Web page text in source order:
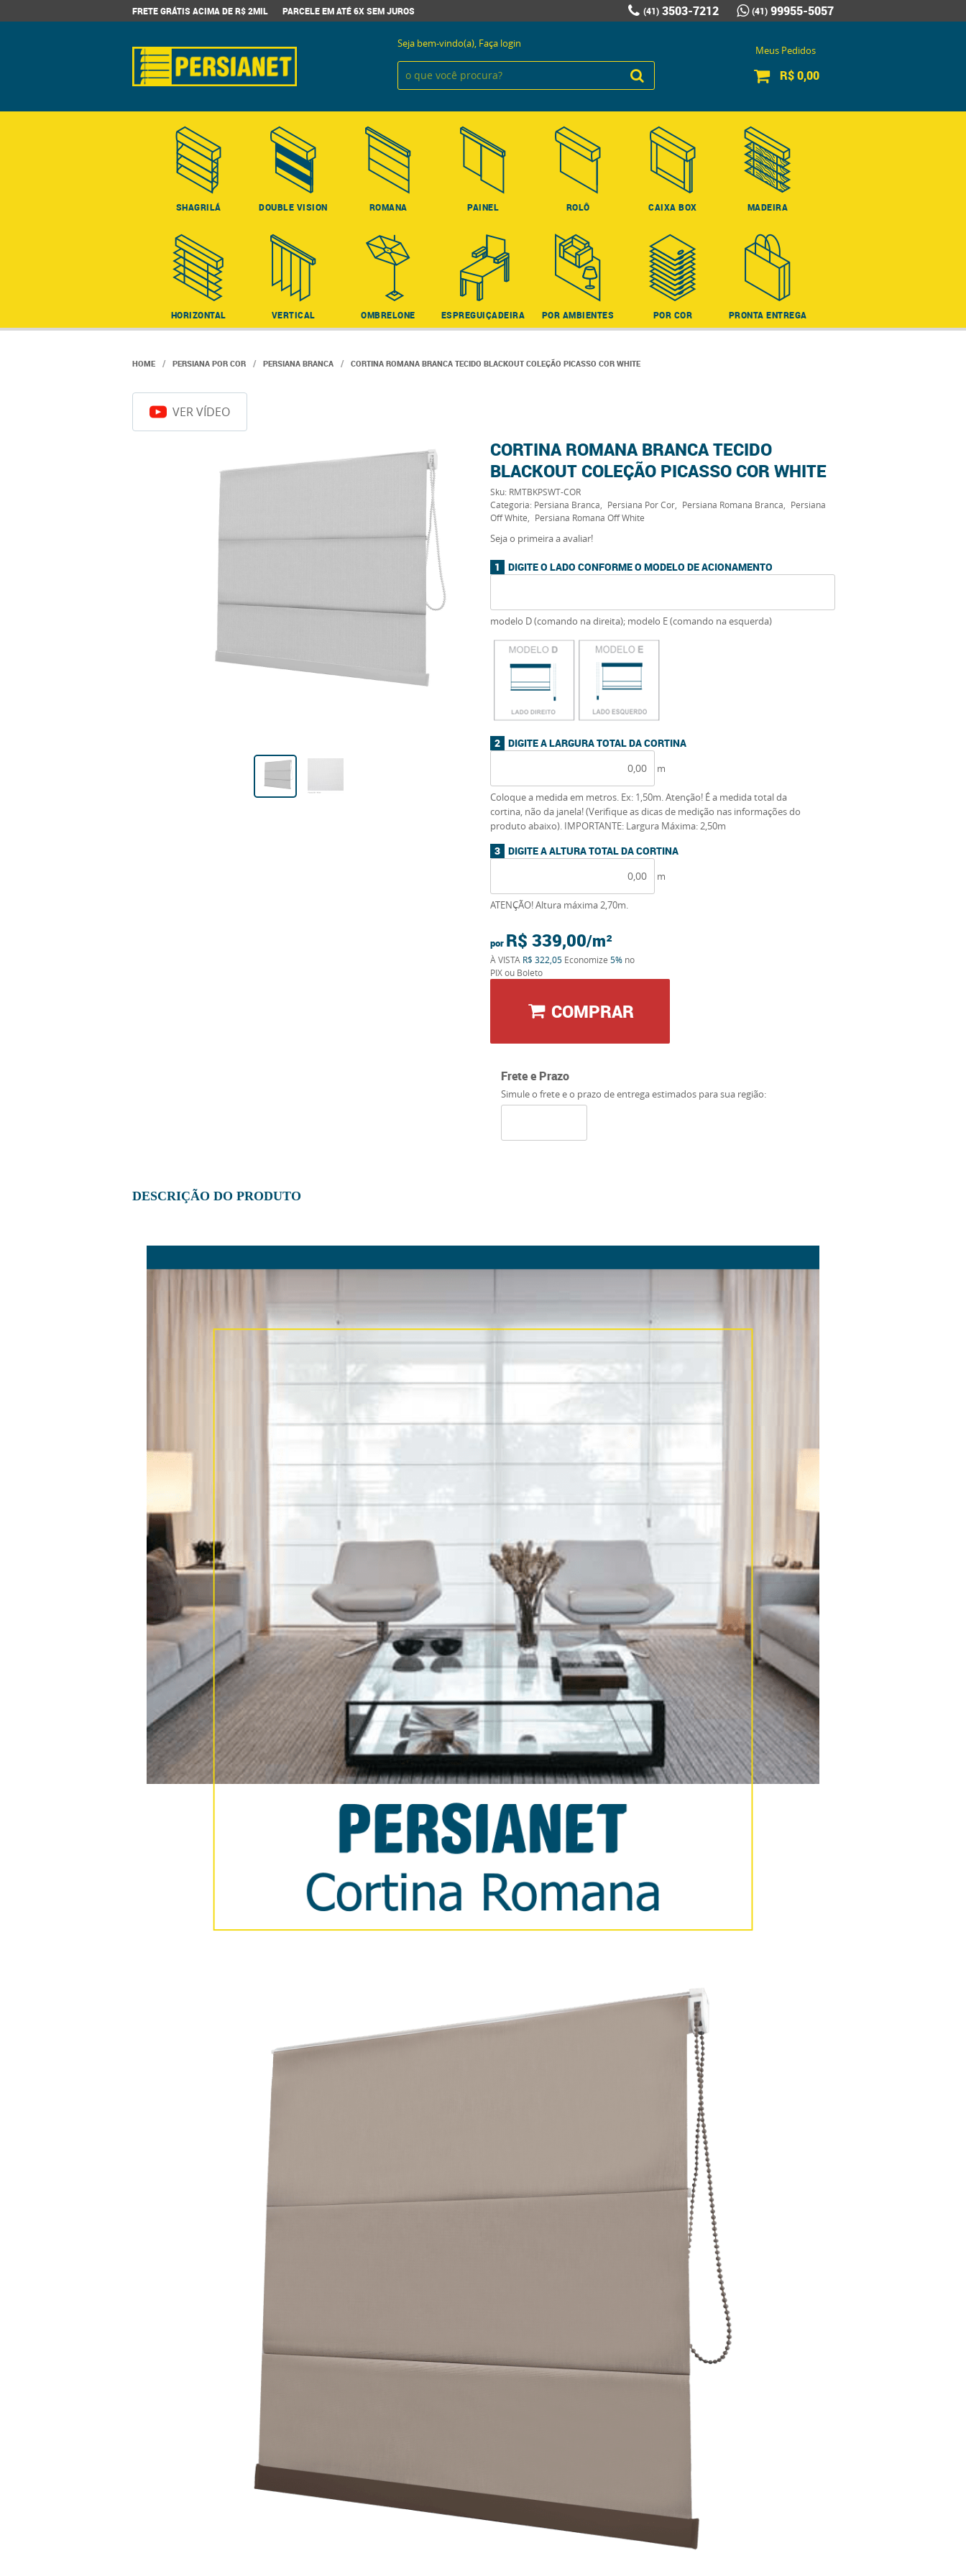
FRETE GRÁTIS ACIMA DE R$ 2MIL PARCELE EM ATÉ 6X SEM JUROS (41) 3503-7212 (41) 99955-5057
Seja bem-vindo(a), Faça login
Meus Pedidos
R$ 0,00
SHAGRILÁ DOUBLE VISION ROMANA PAINEL ROLÔ CAIXA BOX MADEIRA
HORIZONTAL VERTICAL OMBRELONE ESPREGUIÇADEIRA POR AMBIENTES POR COR PRONTA ENTREGA
HOME PERSIANA POR COR PERSIANA BRANCA CORTINA ROMANA BRANCA TECIDO BLACKOUT COLEÇÃO PICASSO COR WHITE
VER VÍDEO
CORTINA ROMANA BRANCA TECIDO
BLACKOUT COLEÇÃO PICASSO COR WHITE
Sku: RMTBKPSWT-COR
Categoria: Persiana Branca Persiana Por Cor Persiana Romana Branca
Persiana
Off White
Persiana Romana Off White
Seja o primeira a avaliar!
DIGITE O LADO CONFORME O MODELO DE ACIONAMENTO
modelo D (comando na direita); modelo E (comando na esquerda)
DIGITE A LARGURA TOTAL DA CORTINA
m
Coloque a medida em metros. Ex: 1,50m. Atenção! É a medida total da
cortina, não da janela! (Verifique as dicas de medição nas informações do
produto abaixo). IMPORTANTE: Largura Máxima: 2,50m
DIGITE A ALTURA TOTAL DA CORTINA
m
ATENÇÃO! Altura máxima 2,70m.
por R$ 339,00
À VISTA R$ 322,05Economize 5%no
PIX ou Boleto
COMPRAR
Frete e Prazo
Simule o frete e o prazo de entrega estimados para sua região:
DESCRIÇÃO DO PRODUTO